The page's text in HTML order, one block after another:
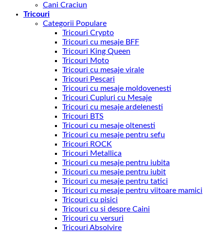
Cani Craciun
Tricouri
Categorii Populare
Tricouri Crypto
Tricouri cu mesaje BFF
Tricouri King Queen
Tricouri Moto
Tricouri cu mesaje virale
Tricouri Pescari
Tricouri cu mesaje moldovenesti
Tricouri Cupluri cu Mesaje
Tricouri cu mesaje ardelenesti
Tricouri BTS
Tricouri cu mesaje oltenesti
Tricouri cu mesaje pentru sefu
Tricouri ROCK
Tricouri Metallica
Tricouri cu mesaje pentru iubita
Tricouri cu mesaje pentru iubit
Tricouri cu mesaje pentru tatici
Tricouri cu mesaje pentru viitoare mamici
Tricouri cu pisici
Tricouri cu si despre Caini
Tricouri cu versuri
Tricouri Absolvire